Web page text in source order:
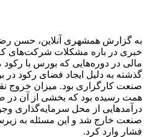
به گزارش همشهری آنلاین، حسن
خبری در باره مشکلات شرکت‌های
گذشته به دلیل ایجاد فضای رکود
همت رسیده بود که بخشی از آن در
درآمدهایی از محل سرمایه‌گذاری
صنعت خارج شد و این مسئله به
فشار وارد کرد.